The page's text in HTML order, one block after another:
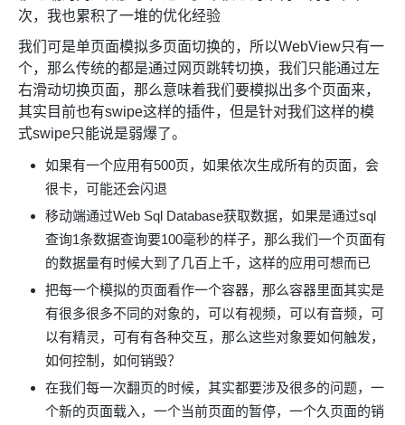
次，我也累积了一堆的优化经验
我们可是单页面模拟多页面切换的，所以WebView只有一
个，那么传统的都是通过网页跳转切换，我们只能通过左
右滑动切换页面，那么意味着我们要模拟出多个页面来，
其实目前也有swipe这样的插件，但是针对我们这样的模
式swipe只能说是弱爆了。
如果有一个应用有500页，如果依次生成所有的页面，会
很卡，可能还会闪退
移动端通过Web Sql Database获取数据，如果是通过sql
查询1条数据查询要100毫秒的样子，那么我们一个页面有
的数据量有时候大到了几百上千，这样的应用可想而已
把每一个模拟的页面看作一个容器，那么容器里面其实是
有很多很多不同的对象的，可以有视频，可以有音频，可
以有精灵，可有有各种交互，那么这些对象要如何触发，
如何控制，如何销毁？
在我们每一次翻页的时候，其实都要涉及很多的问题，一
个新的页面载入，一个当前页面的暂停，一个久页面的销